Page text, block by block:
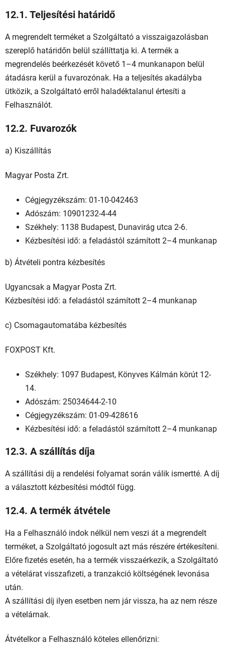
12.1. Teljesítési határidő
A megrendelt terméket a Szolgáltató a visszaigazolásban
szereplő határidőn belül szállíttatja ki. A termék a
megrendelés beérkezését követő 1–4 munkanapon belül
átadásra kerül a fuvarozónak. Ha a teljesítés akadályba
ütközik, a Szolgáltató erről haladéktalanul értesíti a
Felhasználót.
12.2. Fuvarozók
a) Kiszállítás
Magyar Posta Zrt.
Cégjegyzékszám: 01-10-042463
Adószám: 10901232-4-44
Székhely: 1138 Budapest, Dunavirág utca 2-6.
Kézbesítési idő: a feladástól számított 2–4 munkanap
b) Átvételi pontra kézbesítés
Ugyancsak a Magyar Posta Zrt.
Kézbesítési idő: a feladástól számított 2–4 munkanap
c) Csomagautomatába kézbesítés
FOXPOST Kft.
Székhely: 1097 Budapest, Könyves Kálmán körút 12-
14.
Adószám: 25034644-2-10
Cégjegyzékszám: 01-09-428616
Kézbesítési idő: a feladástól számított 2–4 munkanap
12.3. A szállítás díja
A szállítási díj a rendelési folyamat során válik ismertté. A díj
a választott kézbesítési módtól függ.
12.4. A termék átvétele
Ha a Felhasználó indok nélkül nem veszi át a megrendelt
terméket, a Szolgáltató jogosult azt más részére értékesíteni.
Előre fizetés esetén, ha a termék visszaérkezik, a Szolgáltató
a vételárat visszafizeti, a tranzakció költségének levonása
után.
A szállítási díj ilyen esetben nem jár vissza, ha az nem része
a vételárnak.
Átvételkor a Felhasználó köteles ellenőrizni: